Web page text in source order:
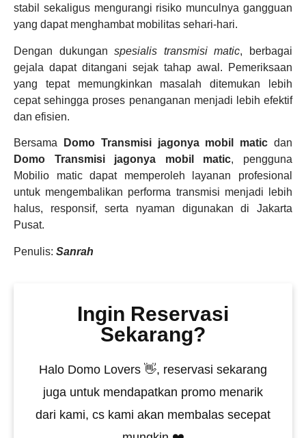
stabil sekaligus mengurangi risiko munculnya gangguan
yang dapat menghambat mobilitas sehari-hari.
Dengan dukunganspesialis transmisi matic, berbagai
gejala dapat ditangani sejak tahap awal. Pemeriksaan
yang tepat memungkinkan masalah ditemukan lebih
cepat sehingga proses penanganan menjadi lebih efektif
dan efisien.
Bersama Domo Transmisi jagonya mobil matic dan
Domo Transmisi jagonya mobil matic, pengguna
Mobilio matic dapat memperoleh layanan profesional
untuk mengembalikan performa transmisi menjadi lebih
halus, responsif, serta nyaman digunakan di Jakarta
Pusat.
Penulis: Sanrah
Ingin Reservasi
Sekarang?
Halo Domo Lovers 👋, reservasi sekarang
juga untuk mendapatkan promo menarik
dari kami, cs kami akan membalas secepat